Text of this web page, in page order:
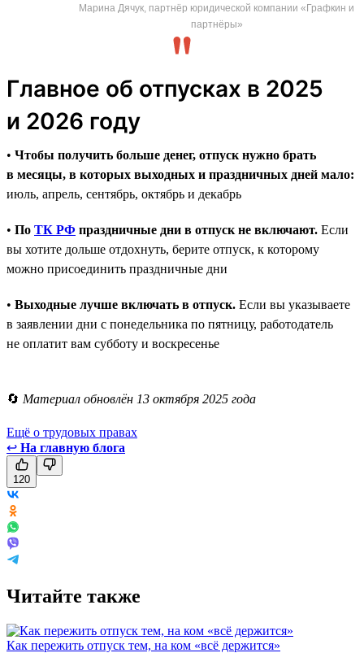
Марина Дячук, партнёр юридической компании «Графкин и
партнёры»
Главное об отпусках в 2025
и 2026 году
• Чтобы получить больше денег, отпуск нужно брать
в месяцы, в которых выходных и праздничных дней мало:
июль, апрель, сентябрь, октябрь и декабрь
• По ТК РФ праздничные дни в отпуск не включают. Если
вы хотите дольше отдохнуть, берите отпуск, к которому
можно присоединить праздничные дни
• Выходные лучше включать в отпуск. Если вы указываете
в заявлении дни с понедельника по пятницу, работодатель
не оплатит вам субботу и воскресенье
🔄 Материал обновлён 13 октября 2025 года
Ещё о трудовых правах
↩ На главную блога
120
Читайте также
Как пережить отпуск тем, на ком «всё держится»